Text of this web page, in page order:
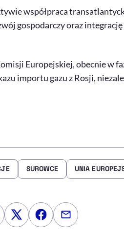
współpraca
gospodarczy oraz
Europejskiej, obecnie w
importu gazu z Rosji,
SUROWCE UNIA
na LinkedIn
Udostępnij na Twitterze
Udostępnij na
Udostępnij